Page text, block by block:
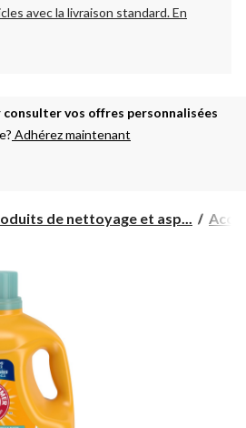
avec la livraison standard.En
consulter vos offres personnalisées
Adhérez maintenant
de nettoyage et asp...